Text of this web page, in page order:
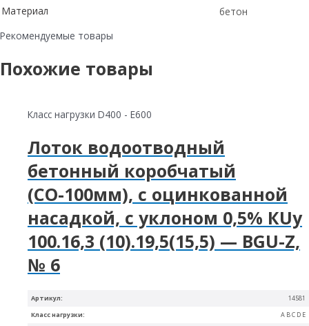
Материал
бетон
Рекомендуемые товары
Похожие товары
Артикул: 14581
Класс нагрузки: A B C D E
Класс нагрузки D400 - E600
Лоток водоотводный
бетонный коробчатый
(СО-100мм), с оцинкованной
насадкой, с уклоном 0,5% КUу
100.16,3 (10).19,5(15,5) — BGU-Z,
№ 6